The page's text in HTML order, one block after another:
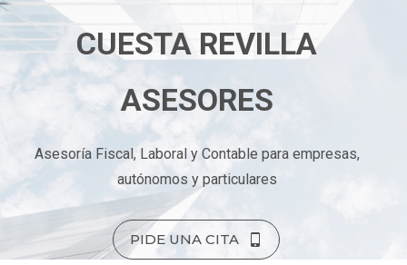
CUESTA REVILLA
ASESORES
Asesoría Fiscal, Laboral y Contable para empresas,
autónomos y particulares
PIDE UNA CITA